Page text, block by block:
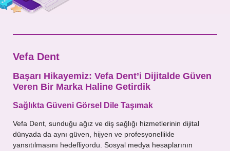
Vefa Dent
Başarı Hikayemiz: Vefa Dent’i Dijitalde Güven
Veren Bir Marka Haline Getirdik
Sağlıkta Güveni Görsel Dile Taşımak
Vefa Dent, sunduğu ağız ve diş sağlığı hizmetlerinin dijital
dünyada da aynı güven, hijyen ve profesyonellikle
yansıtılmasını hedefliyordu. Sosyal medya hesaplarının